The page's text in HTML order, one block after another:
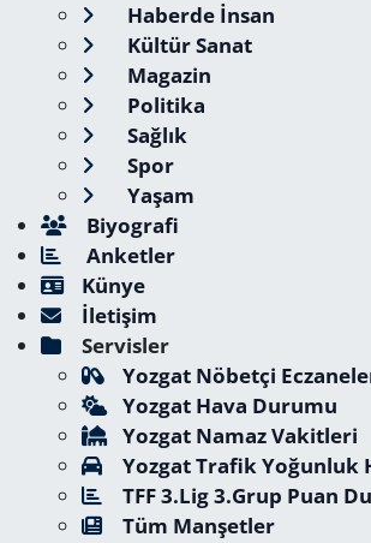
Haberde İnsan
Kültür Sanat
Magazin
Politika
Sağlık
Spor
Yaşam
Biyografi
Anketler
Künye
İletişim
Servisler
Yozgat Nöbetçi
Yozgat Hava Durumu
Yozgat Namaz Vakitleri
Yozgat Trafik Yoğunluk
TFF 3.Lig 3.Grup Puan
Tüm Manşetler